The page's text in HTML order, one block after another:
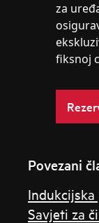
za
fiksnoj
Povezani
Savjeti za